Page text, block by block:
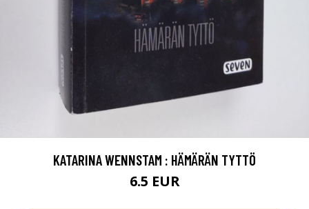
KATARINA WENNSTAM : HÄMÄRÄN TYTTÖ
6.5 EUR